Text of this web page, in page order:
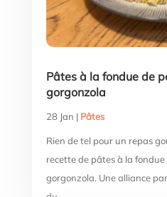
Pâtes à la fondue de
gorgonzola
28 Jan | Pâtes
Rien de tel pour un repas
recette de pâtes à la
gorgonzola. Une alliance